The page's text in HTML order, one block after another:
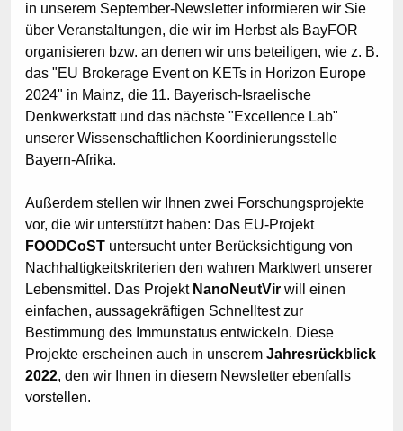
in unserem September-Newsletter informieren wir Sie
über Veranstaltungen, die wir im Herbst als BayFOR
organisieren bzw. an denen wir uns beteiligen, wie z. B.
das "EU Brokerage Event on KETs in Horizon Europe
2024" in Mainz, die 11. Bayerisch-Israelische
Denkwerkstatt und das nächste "Excellence Lab"
unserer Wissenschaftlichen Koordinierungsstelle
Bayern-Afrika.
Außerdem stellen wir Ihnen zwei Forschungsprojekte
vor, die wir unterstützt haben: Das EU-Projekt
FOODCoSTuntersucht unter Berücksichtigung von
Nachhaltigkeitskriterien den wahren Marktwert unserer
Lebensmittel. Das Projekt NanoNeutVirwill einen
einfachen, aussagekräftigen Schnelltest zur
Bestimmung des Immunstatus entwickeln. Diese
Projekte erscheinen auch in unserem Jahresrückblick
2022, den wir Ihnen in diesem Newsletter ebenfalls
vorstellen.